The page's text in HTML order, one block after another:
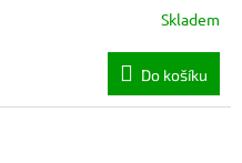
Skladem
Do košíku